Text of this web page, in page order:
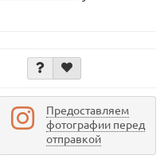
Предоставляем
фотографии перед
отправкой